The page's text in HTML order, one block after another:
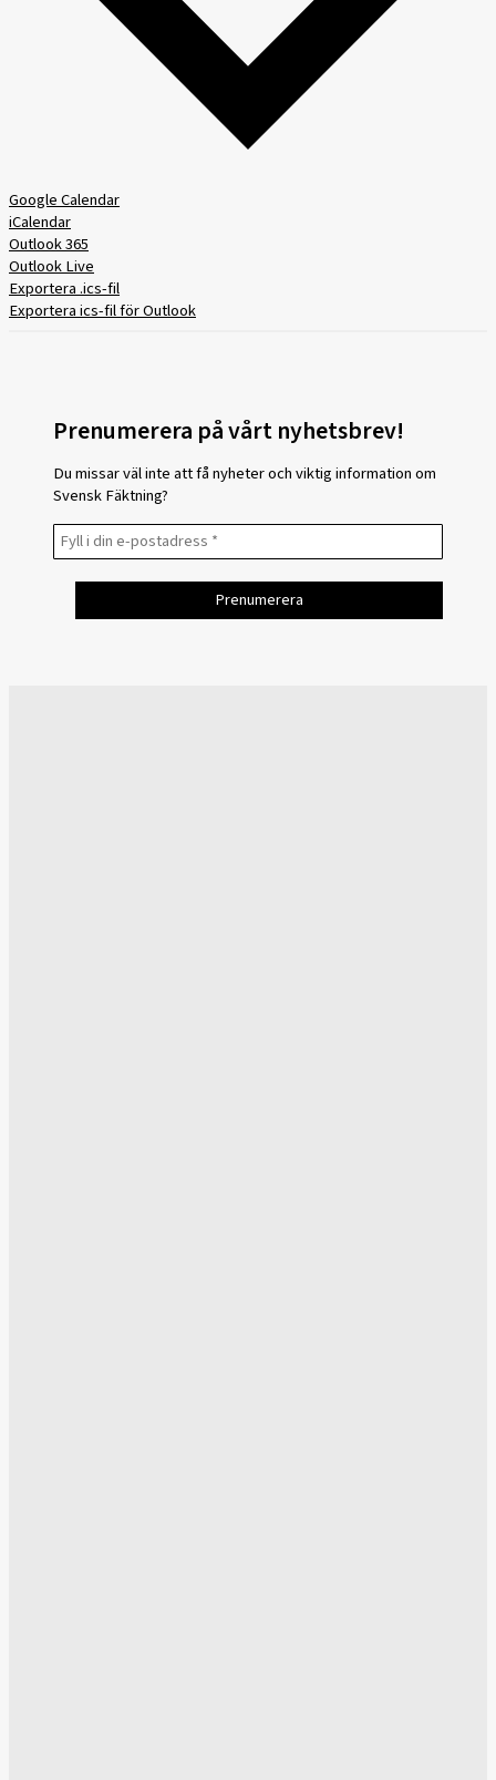
Google Calendar
iCalendar
Outlook 365
Outlook Live
Exportera .ics-fil
Exportera ics-fil för Outlook
Prenumerera på vårt nyhetsbrev!
Du missar väl inte att få nyheter och viktig information om
Svensk Fäktning?